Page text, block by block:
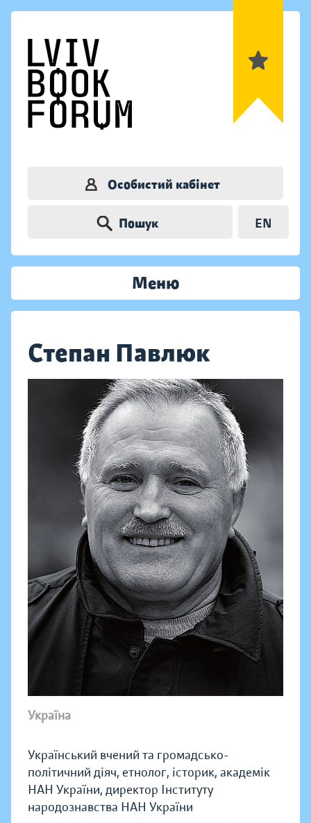
Особистий кабінет
Пошук EN
Меню
Степан Павлюк
Україна
Український вчений та громадсько-
політичний діяч, етнолог, історик, академік
НАН України, директор Інституту
народознавства НАН України